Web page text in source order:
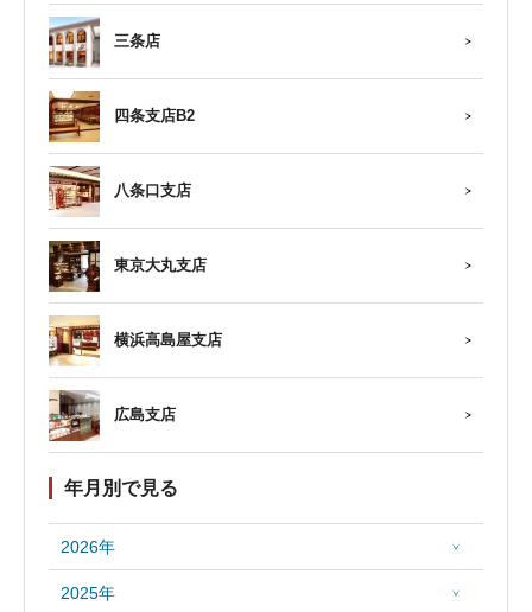
三条店
四条支店B2
八条口支店
東京大丸支店
横浜高島屋支店
広島支店
年月別で見る
2026年
2025年